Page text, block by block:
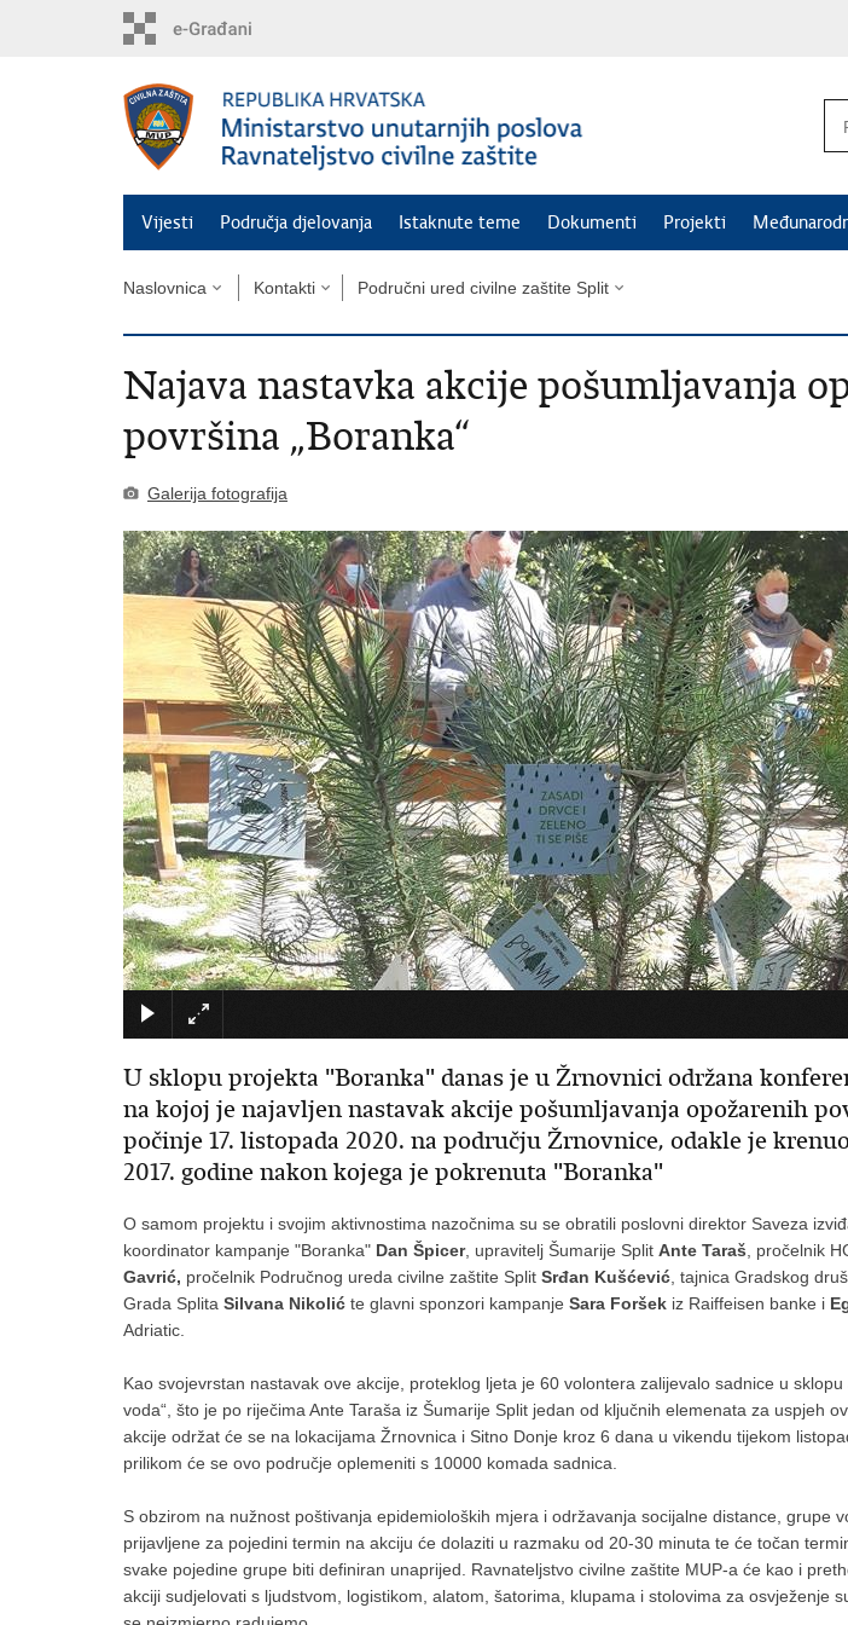
Vijesti Područja djelovanja Istaknute teme Dokumenti Projekti
Naslovnica Kontakti Područni ured civilne zaštite Split
Najava nastavka akcije pošumljavanja
površina „Boranka“
Galerija fotografija
U sklopu projekta "Boranka" danas je u Žrnovnici održana
na kojoj je najavljen nastavak akcije pošumljavanja opožarenih
počinje 17. listopada 2020. na području Žrnovnice, odakle je
2017. godine nakon kojega je pokrenuta "Boranka"
O samom projektu i svojim aktivnostima nazočnima su se obratili poslovni direktor Saveza
koordinator kampanje "Boranka" Dan Špicer, upravitelj Šumarije Split Ante Taraš , pročelnik
Gavrić, pročelnik Područnog ureda civilne zaštite Split Srđan Kušćević , tajnica Gradskog
Grada Splita Silvana Nikolić te glavni sponzori kampanje Sara Foršek iz Raiffeisen banke i
Adriatic.
Kao svojevrstan nastavak ove akcije, proteklog ljeta je 60 volontera zalijevalo sadnice u sklopu
voda“, što je po riječima Ante Taraša iz Šumarije Split jedan od ključnih elemenata za uspjeh
akcije održat će se na lokacijama Žrnovnica i Sitno Donje kroz 6 dana u vikendu tijekom
prilikom će se ovo područje oplemeniti s 10000 komada sadnica.
S obzirom na nužnost poštivanja epidemioloških mjera i održavanja socijalne distance, grupe
prijavljene za pojedini termin na akciju će dolaziti u razmaku od 20-30 minuta te će točan
svake pojedine grupe biti definiran unaprijed. Ravnateljstvo civilne zaštite MUP-a će kao i
akciji sudjelovati s ljudstvom, logistikom, alatom, šatorima, klupama i stolovima za osvježenje